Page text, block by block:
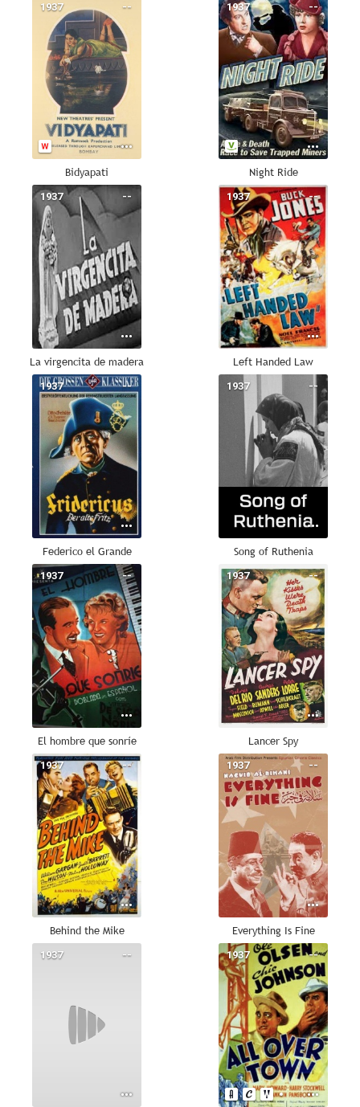
--
1937
Bidyapati
--
1937
Night Ride
--
1937
La virgencita de madera
--
1937
Left Handed Law
--
1937
Federico el Grande
--
1937
Song of Ruthenia
--
1937
El hombre que sonríe
--
1937
Lancer Spy
--
1937
Behind the Mike
--
1937
Everything Is Fine
--
1937 --
1937